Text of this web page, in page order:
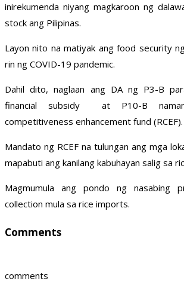
inirekumenda niyang magkaroon ng
stock ang Pilipinas.
Layon nito na matiyak ang food security
rin ng COVID-19 pandemic.
Dahil dito, naglaan ang DA ng P3-B
financial subsidy at P10-B
competitiveness enhancement fund (RCEF).
Mandato ng RCEF na tulungan ang mga
mapabuti ang kanilang kabuhayan salig sa
Magmumula ang pondo ng nasabing
collection mula sa rice imports.
Comments
comments